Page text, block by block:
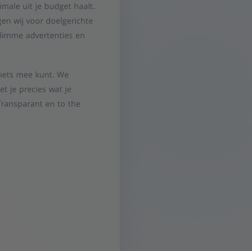
uit je budget haalt.
wij voor doelgerichte
advertenties en
mee kunt. We
je precies wat je
en to the